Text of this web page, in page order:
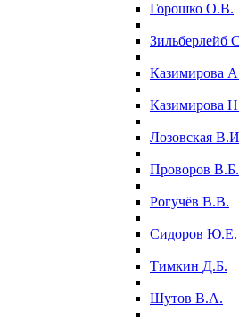
Горошко О.В.
Зильберлейб
Казимирова
Казимирова
Лозовская
Проворов В.Б.
Рогучёв В.В.
Сидоров Ю.Е.
Тимкин Д.Б.
Шутов В.А.